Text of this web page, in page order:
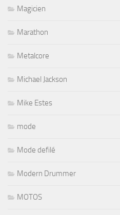
Magicien
Marathon
Metalcore
Michael Jackson
Mike Estes
mode
Mode defilé
Modern Drummer
MOTOS